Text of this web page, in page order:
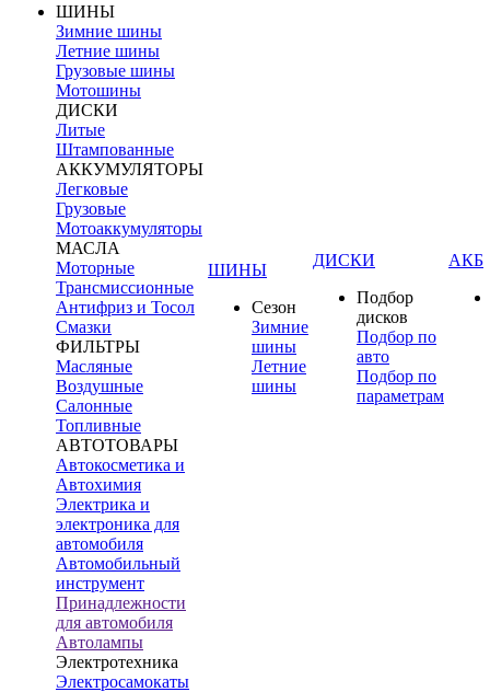
ШИНЫ
Зимние шины
Летние шины
Грузовые шины
Мотошины
ДИСКИ
Литые
Штампованные
АККУМУЛЯТОРЫ
Легковые
Грузовые
Мотоаккумуляторы
МАСЛА
Моторные
Трансмиссионные
Антифриз и Тосол
Смазки
ФИЛЬТРЫ
Масляные
Воздушные
Салонные
Топливные
АВТОТОВАРЫ
Автокосметика и
Автохимия
Электрика и
электроника для
автомобиля
Автомобильный
инструмент
Принадлежности
для автомобиля
Автолампы
Электротехника
Электросамокаты
ШИНЫ
Сезон
Зимние
шины
Летние
шины
ДИСКИ
Подбор
дисков
Подбор по
авто
Подбор по
параметрам
АКБ